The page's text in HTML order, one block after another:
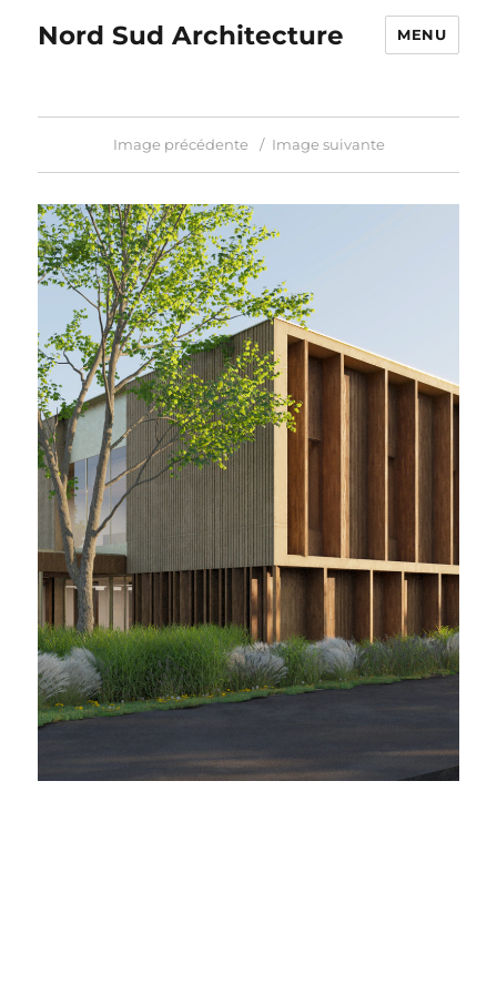
Nord Sud Architecture MENU
Image précédente Image suivante